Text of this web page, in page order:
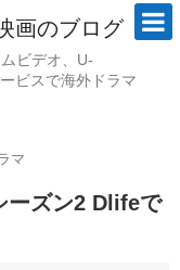
画のブログ
ビデオ、U-
ビスで海外ドラマ
マ
ーズン2 Dlifeで